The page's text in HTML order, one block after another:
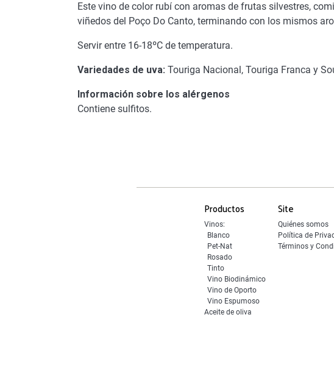
Este vino de color rubí con aromas de frutas silvestres,
viñedos del Poço Do Canto, terminando con los mismos
Servir entre 16-18ºC de temperatura.
Variedades de uva: Touriga Nacional, Touriga Franca y
Información sobre los alérgenos
Contiene sulfitos.
Productos
Vinos:
Blanco
Pet-Nat
Rosado
Tinto
Vino Biodinámico
Vino de Oporto
Vino Espumoso
Aceite de oliva
Site
Quiénes somos
Política de
Términos y